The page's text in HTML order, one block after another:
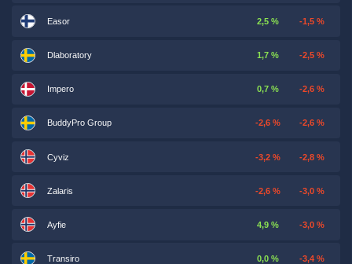
Easor 2,5 % -1,5 %
Dlaboratory 1,7 % -2,5 %
Impero 0,7 % -2,6 %
BuddyPro Group -2,6 % -2,6 %
Cyviz -3,2 % -2,8 %
Zalaris -2,6 % -3,0 %
Ayfie 4,9 % -3,0 %
Transiro 0,0 % -3,4 %